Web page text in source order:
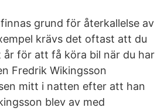
grund för återkallelse av
krävs det oftast att du
för att få köra bil när du har
Fredrik Wikingsson
mitt i natten efter att han
blev av med